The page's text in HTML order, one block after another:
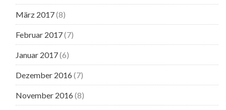
März 2017(8)
Februar 2017(7)
Januar 2017(6)
Dezember 2016 (7)
November 2016 (8)